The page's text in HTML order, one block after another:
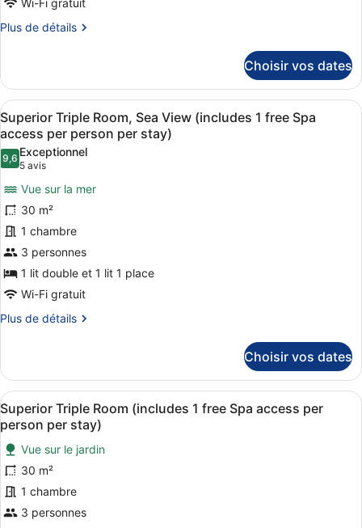
stay)
Room
free
Spa
access
per
person
per
stay)
Wi-Fi gratuit
Plus de détails
Plus
le
type
de
chambre
Classic
Double
Room
(includes
free
Spa
access
per
person
per
stay)
Choisir vos dates
Afficher
toutes
les
photos
pour
ce
type
de
chambre :
Superior
Triple
Room,
(includes
free
Spa
access
per
person
per
stay)
Une chambre d’hôtel avec un lit,
5
Superior Triple Room, Sea View (includes 1 free Spa
access per person per stay)
9,69,6 sur 10
Exceptionnel
5 avis
(5 avis)
Vue sur la mer
30 m²
1 chambre
3 personnes
1 lit double et 1 lit 1 place
Wi-Fi gratuit
Plus de détails
Plus
le
type
de
chambre
Superior
Triple
Room,
Sea
View
(includes
1
Choisir vos dates
Afficher
toutes
les
photos
pour
ce
type
Une chambre d’hôtel moderne
5
Superior Triple Room (includes 1 free Spa access per
person per stay)
Vue sur le jardin
30 m²
1 chambre
3 personnes